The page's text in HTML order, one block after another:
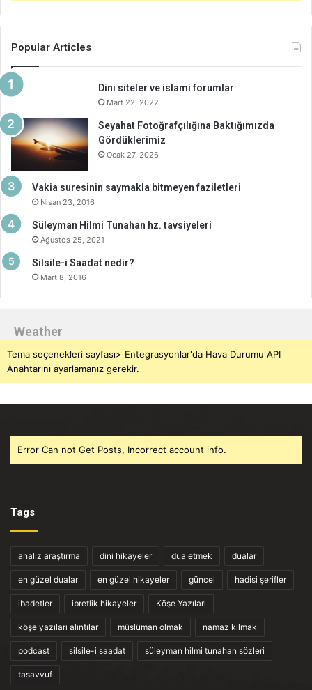
Popular Articles
Dini siteler ve islami forumlar
Mart 22, 2022
Seyahat Fotoğrafçılığına Baktığımızda
Gördüklerimiz
Ocak 27, 2026
Vakia suresinin saymakla bitmeyen faziletleri
Nisan 23, 2016
Süleyman Hilmi Tunahan hz. tavsiyeleri
Ağustos 25, 2021
Silsile-i Saadat nedir?
Mart 8, 2016
Weather
Tema seçenekleri sayfası> Entegrasyonlar'da Hava Durumu API
Anahtarını ayarlamanız gerekir.
Error Can not Get Posts, Incorrect account info.
Tags
analiz araştırma dini hikayeler dua etmek dualar
en güzel dualar en güzel hikayeler güncel hadisi şerifler
ibadetler ibretlik hikayeler Köşe Yazıları
köşe yazıları alıntılar müslüman olmak namaz kılmak
podcast silsile-i saadat süleyman hilmi tunahan sözleri
tasavvuf